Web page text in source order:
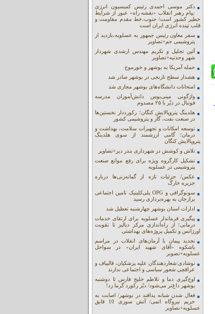
دکتر موسی احمدی رئیس کمیسیون انرژی
:پیام رهبر انقلاب «نقشه راه» عبور از شرایط
خطیر کشور است/ جنوب،خط مقدم مقاومت و
قلب تپنده انرژی ایران است
سفر معاون رئیس جمهور به عسلویه،بازدید از
پتروشیمی جم+تصاویر
آئین تجلیل و تکریم مهندس ارشدی شهردار
شهر وحدتیه+تصاویر
حمله آمریکا به بوشهر و خورموج
هشدار سطح نارنجی در بوشهر صادر شد
امتحانات دانشگاه‌های بوشهر مجازی شد
واژگونی مینی‌بوس دانش‌آموزان مدرسه
فوتبال در دیّر با ۲۵ مصدوم
هلدینگ پتروپالایش کنگان؛ رکورددار نخستین‌ها
در صنعت نفت، گاز و پتروشیمی کشور
توسعه امکانات و تجهیزات سلامت، بهداشت و
درمان؛ گامی ارزشمند از سوی هلدینگ
پتروپالایش کنگان
تلاش و کوشش در شهرداری بندر دیر+تصاویر
تشکیل کارگروه ویژه برای رفع موانع صنعت
پتروشیمی در عسلویه
عکس/ جزئیات تازه از گمانه‌زنی‌ها درباره
جزیره خارگ
سونوگرافی و OPG پلی‌کلینیک تامین اجتماعی
برازجان به بهره‌برداری رسید
ادارات استان بوشهر چهارشنبه تعطیل شد
پیگیری فرماندار عسلویه برای ارتقای خدمات
درمانی؛ از راه‌اندازی مرکز دیالیز تا تقویت
اورژانس و تکمیل پروژه‌های بهداشتی
تجدید پیمان با آرمان‌های انقلاب در مراسم
باشکوه «آقای شهید ایران» در سواحل
عسلویه+تصویر
نوشادی:شعاردهندگان علیه پزشکیان، قالیباف و
عراقچی شعور سیاسی و اجتماعی ندارند
اوج‌گیری دما و تلاطم خلیج فارس تا دوشنبه
بوشهر داغ‌تر می‌شود/ دیّر رکورد گرما زد!
فعال شدن شبانه پدافند در بوشهر/ اصابت به
حریم نیروگاه اتمی/ آتش سوزی 10 قایق
عسلویه+نصاویر